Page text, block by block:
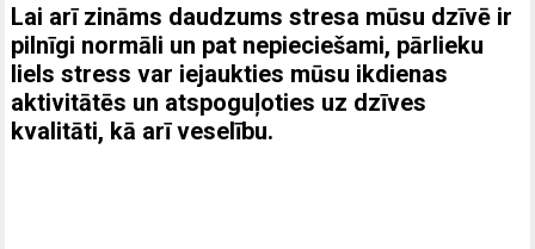
Lai arī zināms daudzums stresa mūsu dzīvē ir
pilnīgi normāli un pat nepieciešami, pārlieku
liels stress var iejaukties mūsu ikdienas
aktivitātēs un atspoguļoties uz dzīves
kvalitāti, kā arī veselību.